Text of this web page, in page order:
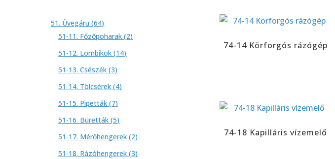
51. Üvegáru 6464
termék
51-11. Főzőpoharak 22
51-12. Lombikok 1414
51-13. Csészék 33
termék
51-14. Tölcsérek 44
51-15. Pipetták 77
termék
51-16. Büretták 55
termék
51-17. Mérőhengerek 22
termék
51-18. Rázóhengerek 33
74-14 Körforgós rázógép
74-18 Kapilláris vízemelő